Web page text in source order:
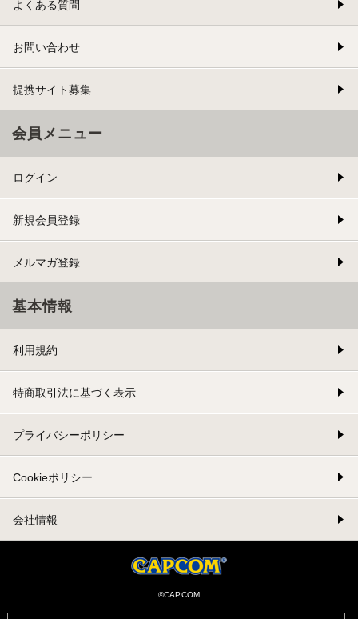
よくある質問
お問い合わせ
提携サイト募集
会員メニュー
ログイン
新規会員登録
メルマガ登録
基本情報
利用規約
特商取引法に基づく表示
プライバシーポリシー
Cookieポリシー
会社情報
©CAPCOM